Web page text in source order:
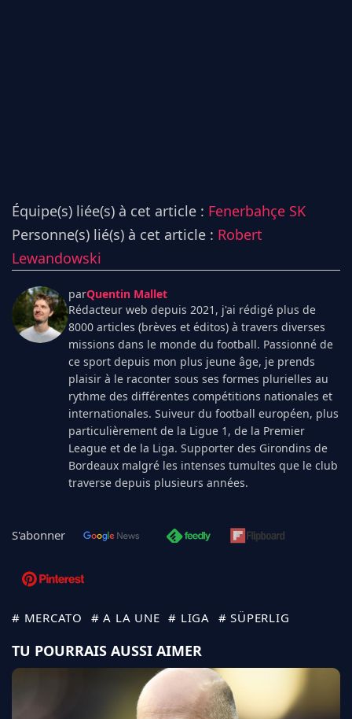
Équipe(s) liée(s) à cet article : Fenerbahçe SK
Personne(s) lié(s) à cet article : Robert
Lewandowski
parQuentin Mallet
Rédacteur web depuis 2021, j'ai rédigé plus de
8000 articles (brèves et éditos) à travers diverses
missions dans le monde du football. Passionné de
ce sport depuis mon plus jeune âge, je prends
plaisir à le raconter sous ses formes plurielles au
rythme des différentes compétitions nationales et
internationales. Suiveur du football européen, plus
particulièrement de la Ligue 1, de la Premier
League et de la Liga. Supporter des Girondins de
Bordeaux malgré les intenses tumultes que le club
traverse depuis plusieurs années.
S'abonner
# MERCATO # A LA UNE # LIGA # SÜPERLIG
TU POURRAIS AUSSI AIMER